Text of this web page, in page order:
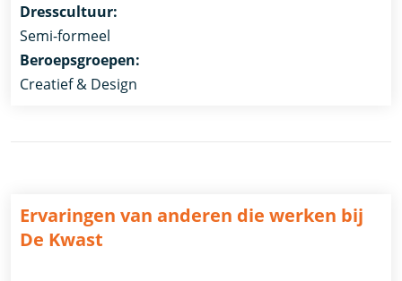
Dresscultuur:
Semi-formeel
Beroepsgroepen:
Creatief & Design
Ervaringen van anderen die werken bij
De Kwast